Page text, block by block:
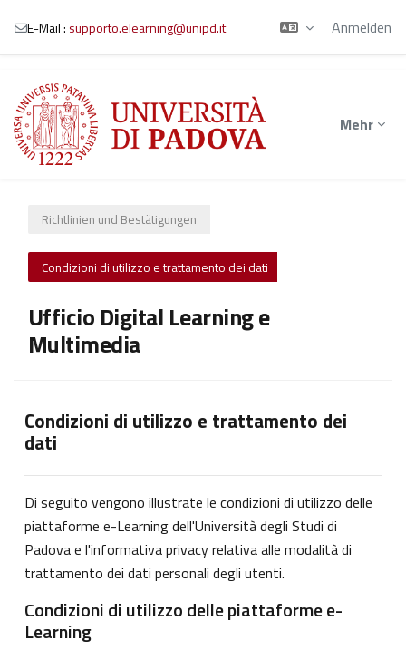
Zum Hauptinhalt
E-Mail : supporto.elearning@unipd.it Anmelden
Mehr
Richtlinien und Bestätigungen
Condizioni di utilizzo e trattamento dei dati
Ufficio Digital Learning e
Multimedia
Condizioni di utilizzo e trattamento dei
dati
Di seguito vengono illustrate le condizioni di utilizzo delle
piattaforme e-Learning dell'Università degli Studi di
Padova e l'informativa privacy relativa alle modalità di
trattamento dei dati personali degli utenti.
Condizioni di utilizzo delle piattaforme e-
Learning